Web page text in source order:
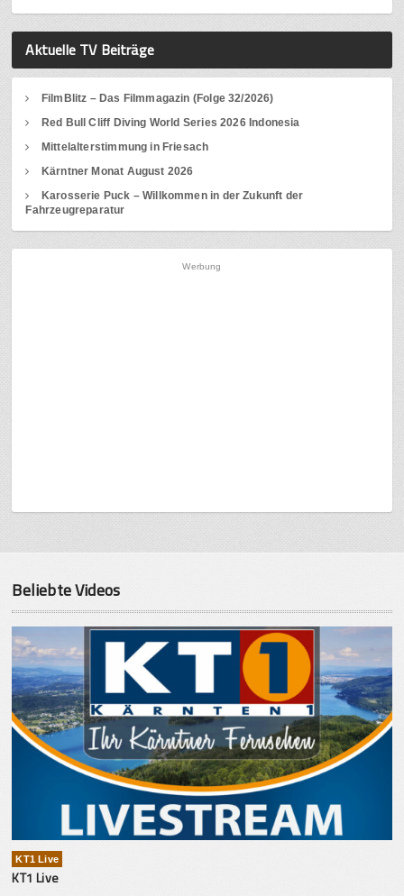
Aktuelle TV Beiträge
FilmBlitz – Das Filmmagazin (Folge 32/2026)
Red Bull Cliff Diving World Series 2026 Indonesia
Mittelalterstimmung in Friesach
Kärntner Monat August 2026
Karosserie Puck – Willkommen in der Zukunft der
Fahrzeugreparatur
Werbung
Beliebte Videos
KT1 Live
KT1 Live